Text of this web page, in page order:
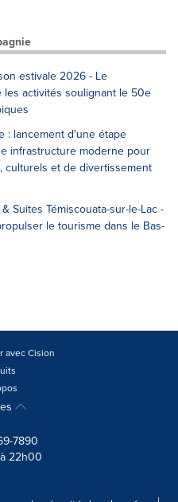
estivale 2026 - Le
activités soulignant le 50e
: lancement d'une étape
infrastructure moderne pour
et de divertissement
Suites Témiscouata-sur-le-Lac -
le tourisme dans le Bas-
avec Cision
7890
22h00